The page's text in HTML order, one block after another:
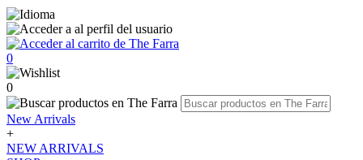
0
0
New Arrivals
+
NEW ARRIVALS